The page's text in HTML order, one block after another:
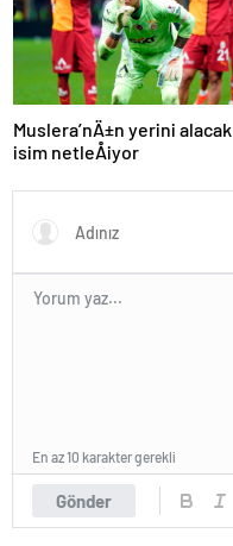
Muslera’nÄ±n yerini alacak
isim netleÅiyor
Gönder
En az 10 karakter gerekli